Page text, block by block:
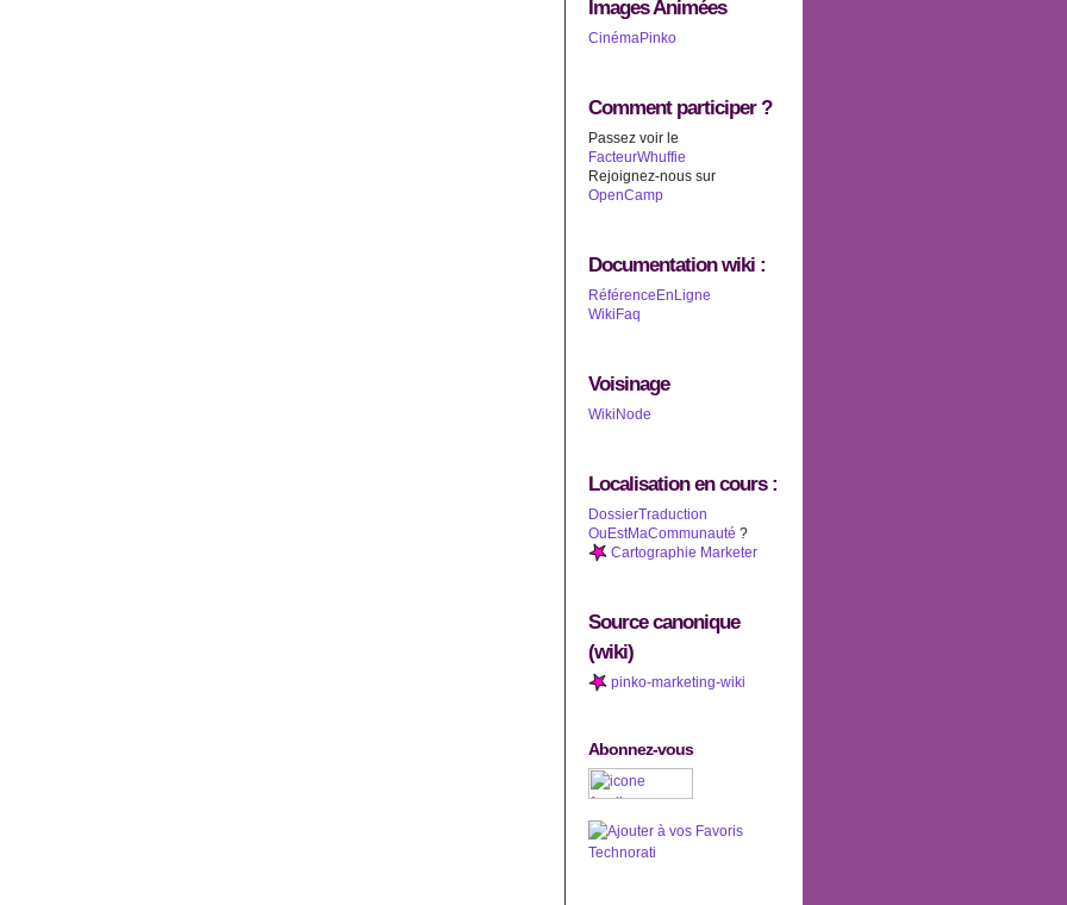
Images Animées
CinémaPinko
Comment participer ?
Passez voir le
FacteurWhuffie
Rejoignez-nous sur
OpenCamp
Documentation wiki :
RéférenceEnLigne
WikiFaq
Voisinage
WikiNode
Localisation en cours :
DossierTraduction
OuEstMaCommunauté ?
Cartographie Marketer
Source canonique
(wiki)
pinko-marketing-wiki
Abonnez-vous